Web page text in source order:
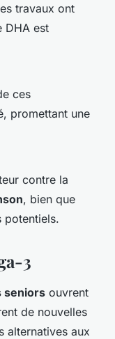
travaux ont
DHA est
ces
promettant une
contre la
, bien que
potentiels.
3
seniors ouvrent
de nouvelles
alternatives aux